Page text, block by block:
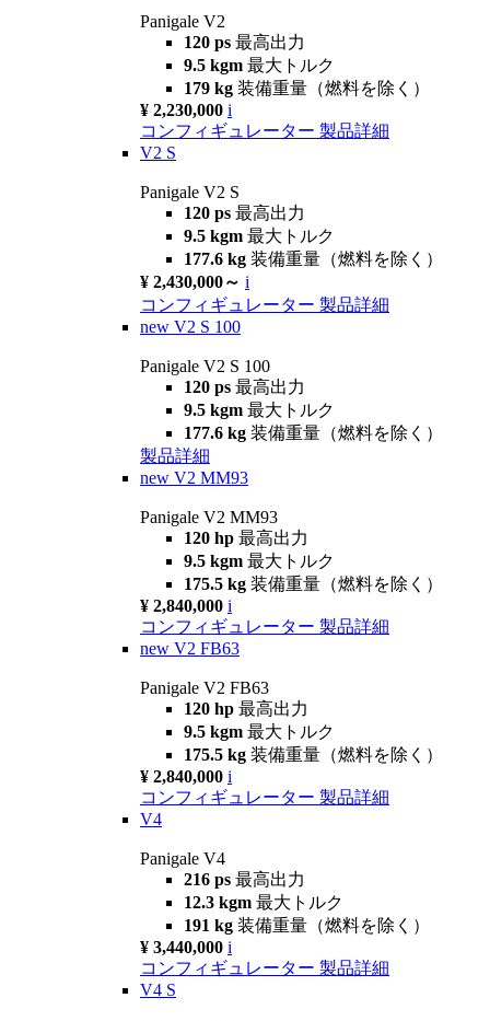
Panigale V2
120 ps 最高出力
9.5 kgm 最大トルク
179 kg 装備重量（燃料を除く）
¥ 2,230,000 i
コンフィギュレーター 製品詳細
V2 S
Panigale V2 S
120 ps 最高出力
9.5 kgm 最大トルク
177.6 kg 装備重量（燃料を除く）
¥ 2,430,000～ i
コンフィギュレーター 製品詳細
new V2 S 100
Panigale V2 S 100
120 ps 最高出力
9.5 kgm 最大トルク
177.6 kg 装備重量（燃料を除く）
製品詳細
new V2 MM93
Panigale V2 MM93
120 hp 最高出力
9.5 kgm 最大トルク
175.5 kg 装備重量（燃料を除く）
¥ 2,840,000 i
コンフィギュレーター 製品詳細
new V2 FB63
Panigale V2 FB63
120 hp 最高出力
9.5 kgm 最大トルク
175.5 kg 装備重量（燃料を除く）
¥ 2,840,000 i
コンフィギュレーター 製品詳細
V4
Panigale V4
216 ps 最高出力
12.3 kgm 最大トルク
191 kg 装備重量（燃料を除く）
¥ 3,440,000 i
コンフィギュレーター 製品詳細
V4 S